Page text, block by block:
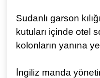
Sudanlı garson
kutuları içinde otel
kolonların yanına
İngiliz manda